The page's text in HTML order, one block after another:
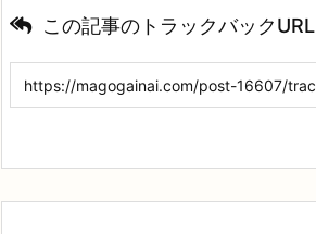
この記事のトラックバックURL